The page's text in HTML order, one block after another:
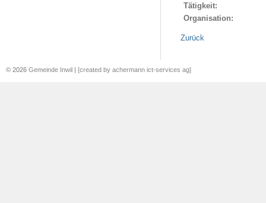
Tätigkeit:
Organisation:
Zurück
© 2026 Gemeinde Inwil | [created by achermann ict-services ag]